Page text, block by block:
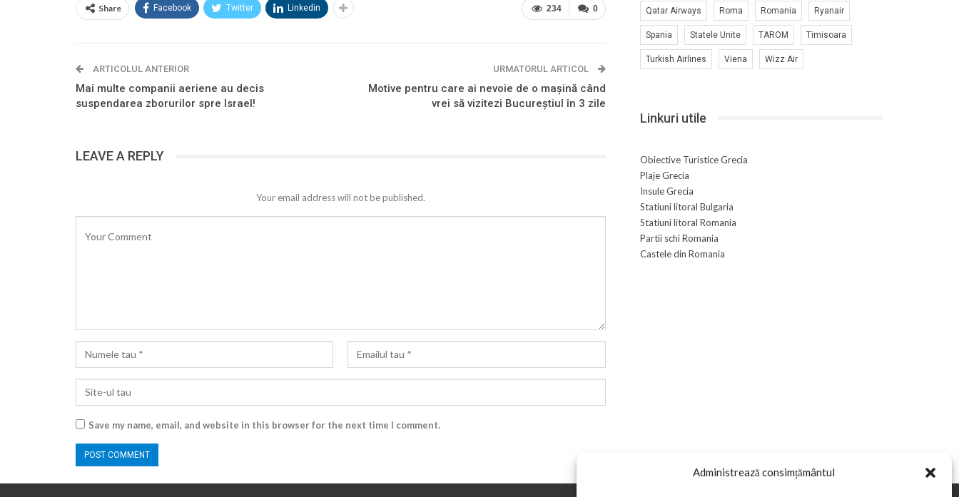
Administrează consimțământul
0
234
Share Facebook Twitter Linkedin
ARTICOLUL ANTERIOR
Mai multe companii aeriene au decis
suspendarea zborurilor spre Israel!
URMATORUL ARTICOL
Motive pentru care ai nevoie de o mașină când
vrei să vizitezi Bucureștiul în 3 zile
LEAVE A REPLY
Your email address will not be published.
Save my name, email, and website in this browser for the next time I comment.
Qatar Airways Roma Romania Ryanair
Spania Statele Unite TAROM Timisoara
Turkish Airlines Viena Wizz Air
Linkuri utile
Obiective Turistice Grecia
Plaje Grecia
Insule Grecia
Statiuni litoral Bulgaria
Statiuni litoral Romania
Partii schi Romania
Castele din Romania